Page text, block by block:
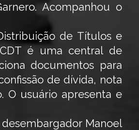
Acompanhou o
de Títulos e
é uma central de
documentos para
de dívida, nota
O usuário apresenta e
Manoel